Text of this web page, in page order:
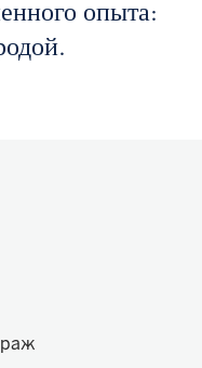
опыта: